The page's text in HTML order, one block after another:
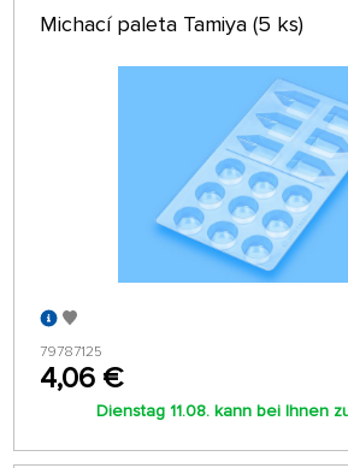
Michací paleta Tamiya (5 ks)
79787125
4,06 €
Dienstag 11.08. kann bei Ihnen